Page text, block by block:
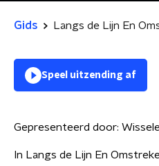
Gids Langs de Lijn En
Speel uitzending af
Gepresenteerd door:
In Langs de Lijn En